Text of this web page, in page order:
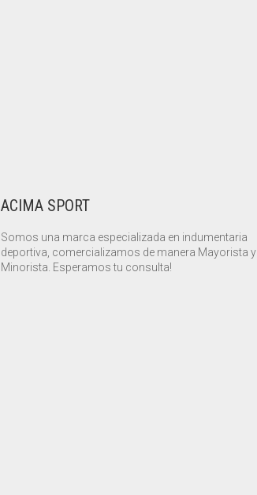
ACIMA SPORT
Somos una marca especializada en indumentaria
deportiva, comercializamos de manera Mayorista y
Minorista. Esperamos tu consulta!